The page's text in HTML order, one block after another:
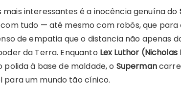
mais interessantes é a inocência genuína do
tudo — até mesmo com robôs, que
de empatia que o distancia não apenas
da Terra. Enquanto Lex Luthor (Nicholas
à base de maldade, o Superman
para um mundo tão cínico.